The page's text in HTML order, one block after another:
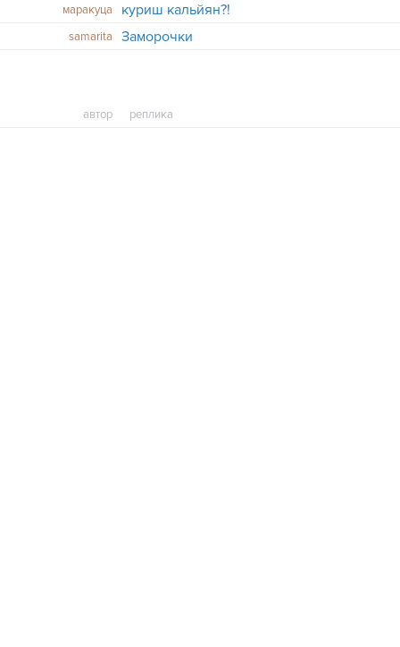
маракуцa куриш кальйян?!
samarita Заморочки
автор реплика